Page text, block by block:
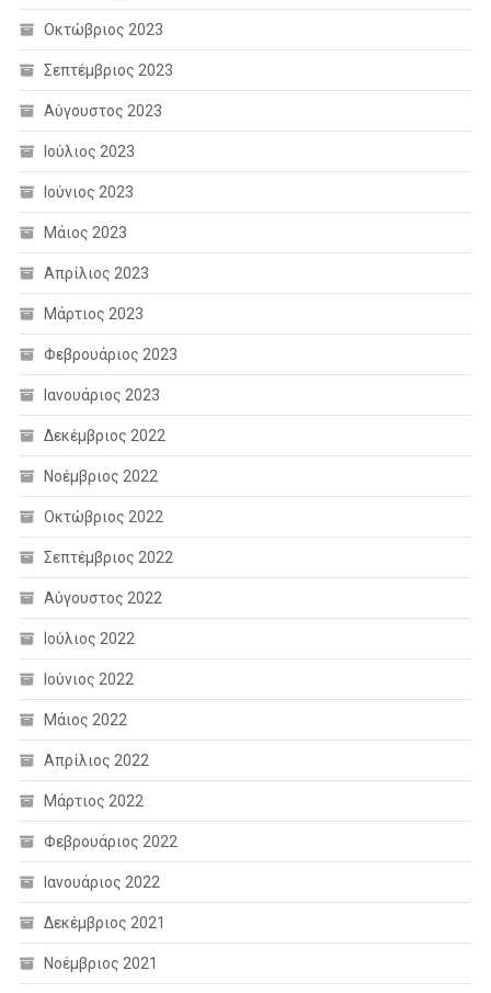
Οκτώβριος 2023
Σεπτέμβριος 2023
Αύγουστος 2023
Ιούλιος 2023
Ιούνιος 2023
Μάιος 2023
Απρίλιος 2023
Μάρτιος 2023
Φεβρουάριος 2023
Ιανουάριος 2023
Δεκέμβριος 2022
Νοέμβριος 2022
Οκτώβριος 2022
Σεπτέμβριος 2022
Αύγουστος 2022
Ιούλιος 2022
Ιούνιος 2022
Μάιος 2022
Απρίλιος 2022
Μάρτιος 2022
Φεβρουάριος 2022
Ιανουάριος 2022
Δεκέμβριος 2021
Νοέμβριος 2021